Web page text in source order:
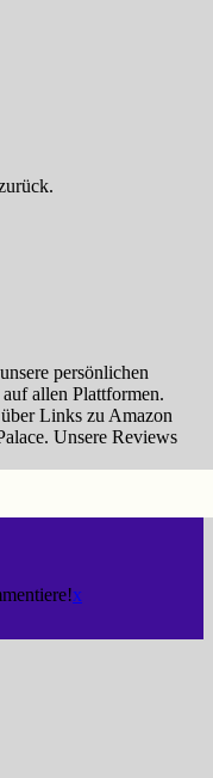
persönlichen
allen Plattformen.
Links zu Amazon
Unsere Reviews
x